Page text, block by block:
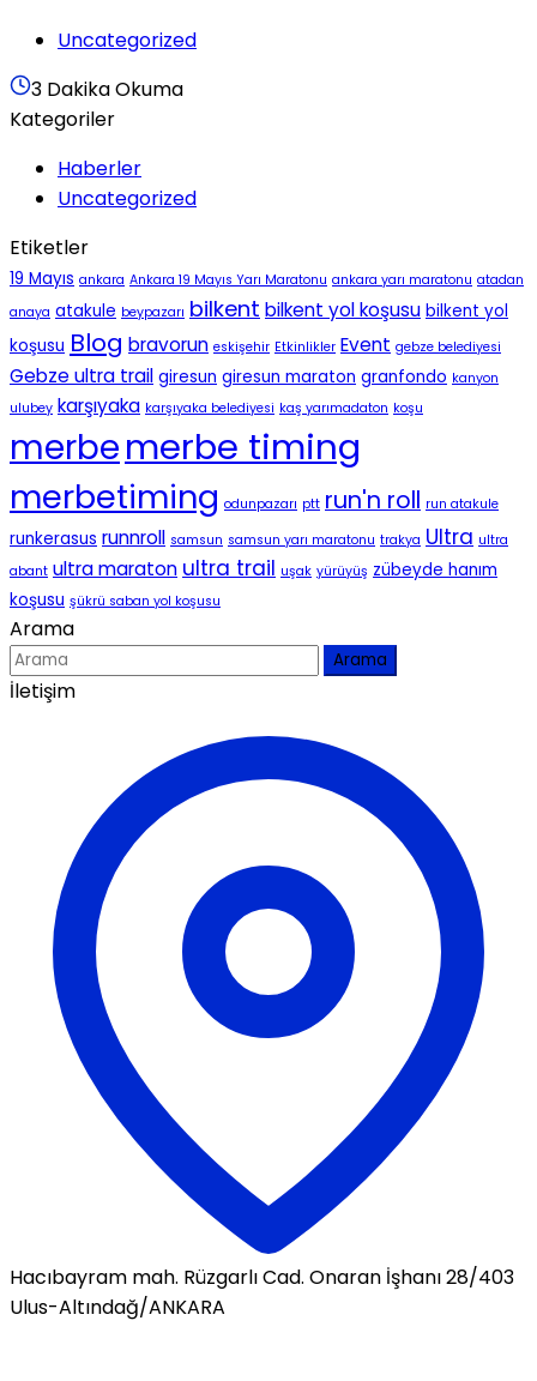
Uncategorized
3 Dakika Okuma
Kategoriler
Haberler
Uncategorized
Etiketler
19 Mayıs ankara Ankara 19 Mayıs Yarı Maratonu ankara yarı maratonu atadan
anaya atakule beypazarı bilkent bilkent yol koşusu bilkent yol
koşusu Blog bravorun eskişehir Etkinlikler Event gebze belediyesi
Gebze ultra trail giresun giresun maraton granfondo kanyon
ulubey karşıyaka karşıyaka belediyesi kaş yarımadaton koşu
merbemerbe timing
merbetiming odunpazarı ptt run'n roll run atakule
runkerasus runnroll samsun samsun yarı maratonu trakya Ultra ultra
abant ultra maraton ultra trail uşak yürüyüş zübeyde hanım
koşusu şükrü saban yol koşusu
Arama
Arama
İletişim
Hacıbayram mah. Rüzgarlı Cad. Onaran İşhanı 28/403
Ulus-Altındağ/ANKARA